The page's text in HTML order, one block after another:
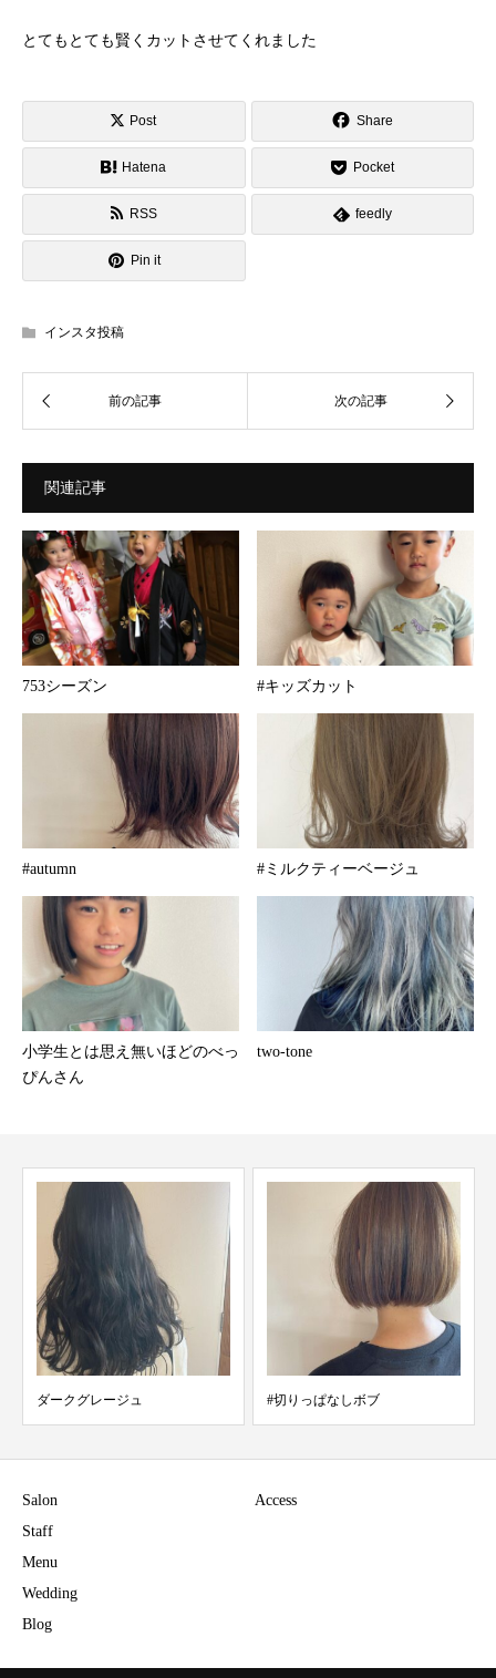
とてもとても賢くカットさせてくれました️️
Post Share
Hatena Pocket
RSS feedly
Pin it
インスタ投稿
関連記事
753シーズン #キッズカット
#autumn #ミルクティーベージュ
小学生とは思え無いほどのべっ
ぴんさん
two-tone
ダークグレージュ #切りっぱなしボブ
Salon
Staff
Menu
Wedding
Blog
Access